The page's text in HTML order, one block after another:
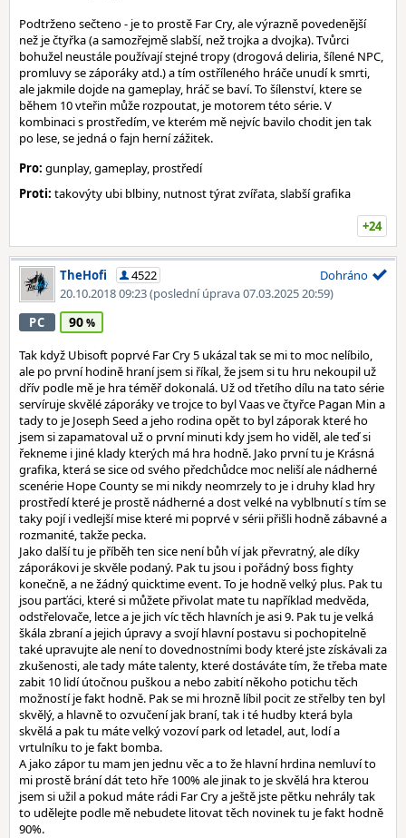
Podtrženo sečteno - je to prostě Far Cry, ale výrazně povedenější
než je čtyřka (a samozřejmě slabší, než trojka a dvojka). Tvůrci
bohužel neustále používají stejné tropy (drogová deliria, šílené NPC,
promluvy se záporáky atd.) a tím ostříleného hráče unudí k smrti,
ale jakmile dojde na gameplay, hráč se baví. To šílenství, ktere se
během 10 vteřin může rozpoutat, je motorem této série. V
kombinaci s prostředím, ve kterém mě nejvíc bavilo chodit jen tak
po lese, se jedná o fajn herní zážitek.
Pro: gunplay, gameplay, prostředí
Proti: takovýty ubi blbiny, nutnost týrat zvířata, slabší grafika
+24
TheHofi
4522
20.10.2018 09:23(poslední úprava 07.03.2025 20:59)
Dohráno
PC 90
Tak když Ubisoft poprvé Far Cry 5 ukázal tak se mi to moc nelíbilo,
ale po první hodině hraní jsem si říkal, že jsem si tu hru nekoupil už
dřív podle mě je hra téměř dokonalá. Už od třetího dílu na tato série
servíruje skvělé záporáky ve trojce to byl Vaas ve čtyřce Pagan Min a
tady to je Joseph Seed a jeho rodina opět to byl záporak které ho
jsem si zapamatoval už o první minuti kdy jsem ho viděl, ale teď si
řekneme i jiné klady kterých má hra hodně. Jako první tu je Krásná
grafika, která se sice od svého předchůdce moc neliší ale nádherné
scenérie Hope County se mi nikdy neomrzely to je i druhy klad hry
prostředí které je prostě nádherné a dost velké na vyblbnutí s tím se
taky pojí i vedlejší mise které mi poprvé v sérii přišli hodně zábavné a
rozmanité, takže pecka.
Jako další tu je příběh ten sice není bůh ví jak převratný, ale díky
záporákovi je skvěle podaný. Pak tu jsou i pořádný boss fighty
konečně, a ne žádný quicktime event. To je hodně velký plus. Pak tu
jsou parťáci, které si můžete přivolat mate tu například medvěda,
odstřelovače, letce a je jich víc těch hlavních je asi 9. Pak tu je velká
škála zbraní a jejich úpravy a svojí hlavní postavu si pochopitelně
také upravujte ale není to dovednostními body které jste získávali za
zkušenosti, ale tady máte talenty, které dostáváte tím, že třeba mate
zabit 10 lidí útočnou puškou a nebo zabití někoho potichu těch
možností je fakt hodně. Pak se mi hrozně líbil pocit ze střelby ten byl
skvělý, a hlavně to ozvučení jak braní, tak i té hudby která byla
skvělá a pak tu máte velký vozoví park od letadel, aut, lodí a
vrtulníku to je fakt bomba.
A jako zápor tu mam jen jednu věc a to že hlavní hrdina nemluví to
mi prostě brání dát teto hře 100% ale jinak to je skvělá hra kterou
jsem si užil a pokud máte rádi Far Cry a ještě jste pětku nehrály tak
to udělejte podle mě nebudete litovat těch novinek tu je fakt hodně
90%.